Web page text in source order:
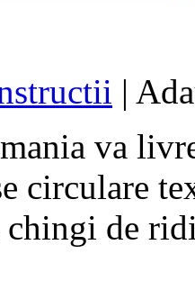
|
va
circulare
de